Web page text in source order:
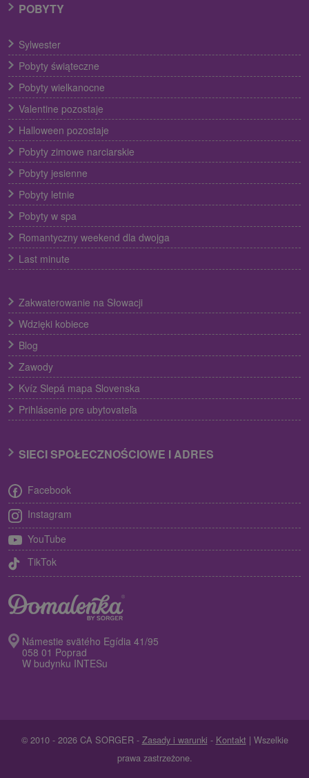
POBYTY
Sylwester
Pobyty świąteczne
Pobyty wielkanocne
Valentine pozostaje
Halloween pozostaje
Pobyty zimowe narciarskie
Pobyty jesienne
Pobyty letnie
Pobyty w spa
Romantyczny weekend dla dwojga
Last minute
Zakwaterowanie na Słowacji
Wdzięki kobiece
Blog
Zawody
Kvíz Slepá mapa Slovenska
Prihlásenie pre ubytovateľa
SIECI SPOŁECZNOŚCIOWE I ADRES
Facebook
Instagram
YouTube
TikTok
Námestie svätého Egídia 41/95
058 01 Poprad
W budynku INTESu
© 2010 - 2026 CA SORGER - Zasady i warunki - Kontakt | Wszelkie
prawa zastrzeżone.